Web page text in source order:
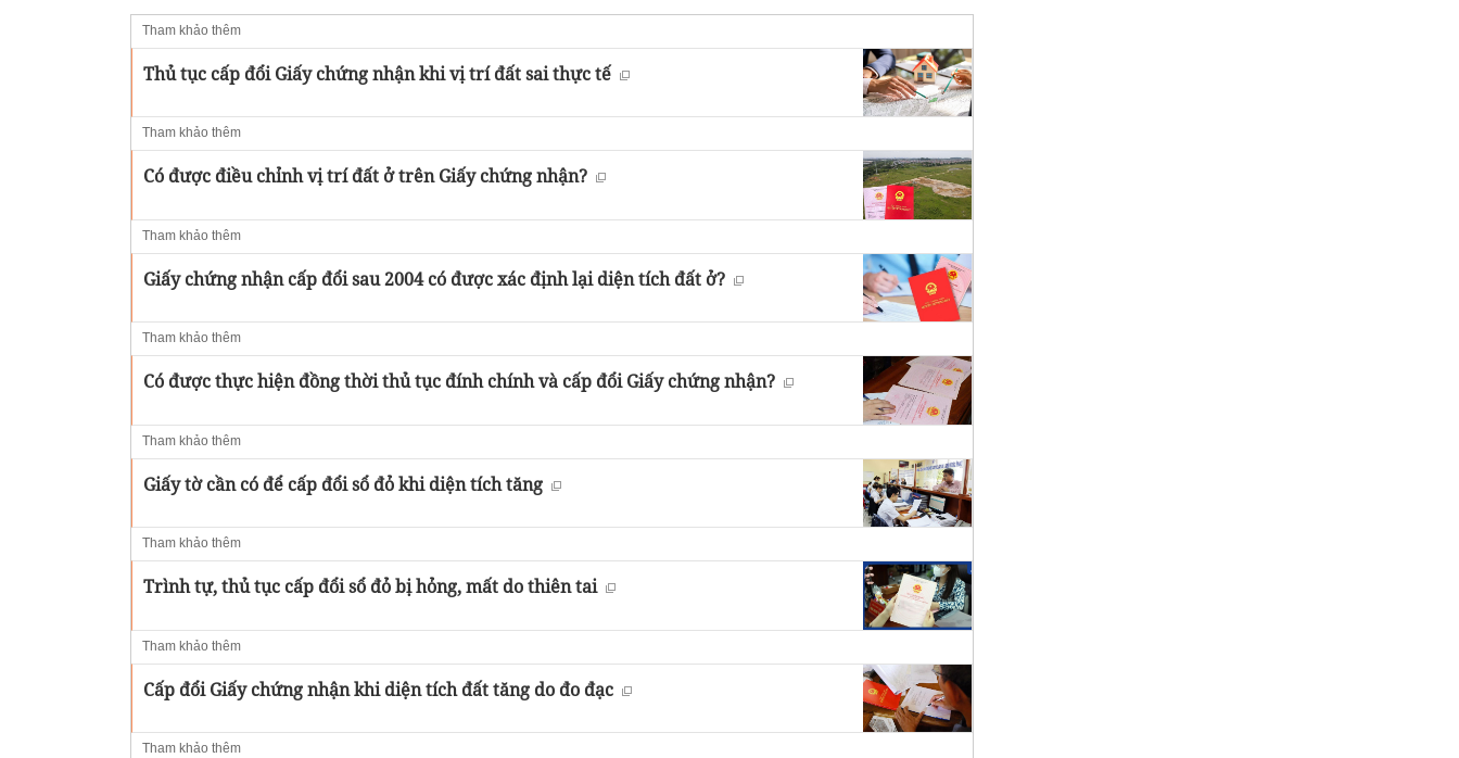
Tham khảo thêm
Thủ tục cấp đổi Giấy chứng nhận khi vị trí đất sai thực tế
Tham khảo thêm
Có được điều chỉnh vị trí đất ở trên Giấy chứng nhận?
Tham khảo thêm
Giấy chứng nhận cấp đổi sau 2004 có được xác định lại diện tích đất ở?
Tham khảo thêm
Có được thực hiện đồng thời thủ tục đính chính và cấp đổi Giấy chứng nhận?
Tham khảo thêm
Giấy tờ cần có để cấp đổi sổ đỏ khi diện tích tăng
Tham khảo thêm
Trình tự, thủ tục cấp đổi sổ đỏ bị hỏng, mất do thiên tai
Tham khảo thêm
Cấp đổi Giấy chứng nhận khi diện tích đất tăng do đo đạc
Tham khảo thêm